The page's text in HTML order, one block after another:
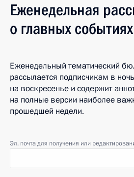
Еженедельная
о главных
Еженедельный тематический
рассылается подписчикам в
на воскресенье и содержит
на полные версии наиболее
прошедшей недели.
Эл. почта для получения или